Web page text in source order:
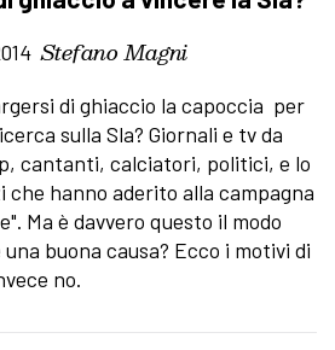
Stefano Magni
di ghiaccio la capoccia per
sulla Sla? Giornali e tv da
cantanti, calciatori, politici, e lo
che hanno aderito alla campagna
Ma è davvero questo il modo
buona causa? Ecco i motivi di
no.